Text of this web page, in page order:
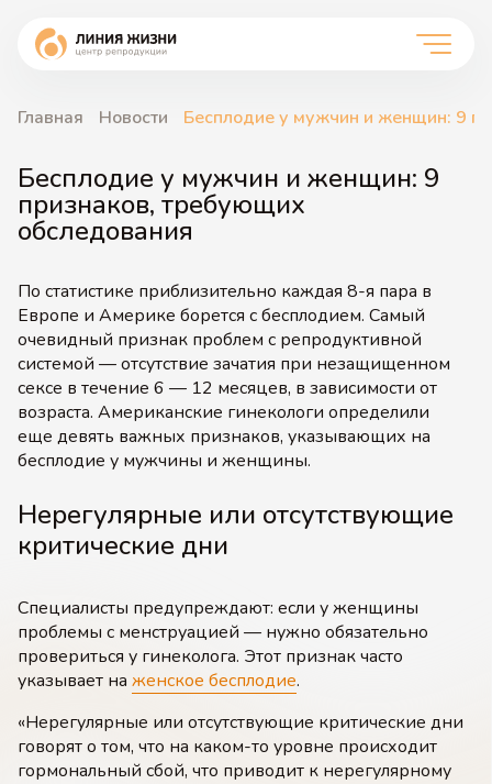
Главная Новости Бесплодие у мужчин и женщин: 9
Бесплодие у мужчин и женщин: 9
признаков, требующих
обследования
По статистике приблизительно каждая 8-я пара в
Европе и Америке борется с бесплодием. Самый
очевидный признак проблем с репродуктивной
системой — отсутствие зачатия при незащищенном
сексе в течение 6 — 12 месяцев, в зависимости от
возраста. Американские гинекологи определили
еще девять важных признаков, указывающих на
бесплодие у мужчины и женщины.
Нерегулярные или отсутствующие
критические дни
Специалисты предупреждают: если у женщины
проблемы с менструацией — нужно обязательно
провериться у гинеколога. Этот признак часто
указывает на женское бесплодие.
«Нерегулярные или отсутствующие критические дни
говорят о том, что на каком-то уровне происходит
гормональный сбой, что приводит к нерегулярному